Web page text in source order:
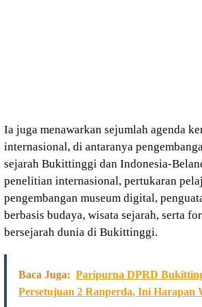
Ia juga menawarkan sejumlah agenda
internasional, di antaranya
sejarah Bukittinggi dan Indonesia-
penelitian internasional, pertukaran
pengembangan museum digital,
berbasis budaya, wisata sejarah, serta
bersejarah dunia di Bukittinggi.
Baca Juga: Paripurna DPRD
Persetujuan 2 Ranperda, Ini Harapan